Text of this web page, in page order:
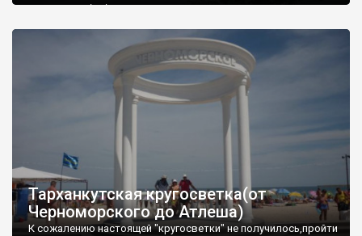
запрошую відвідати це
Тарханкутская кругосветка(от
Черноморского до Атлеша)
К сожалению настоящей "кругосветки" не получилось,пройти